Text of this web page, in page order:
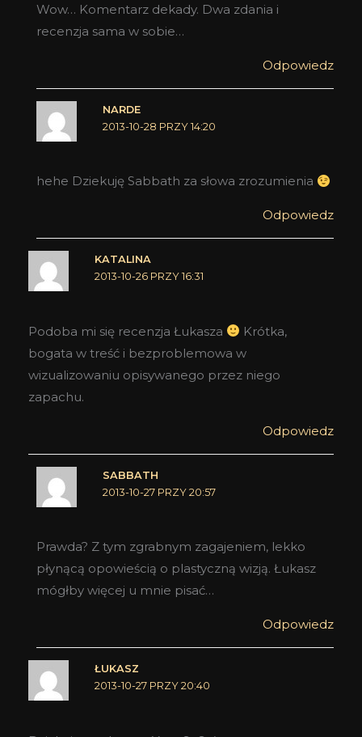
Wow… Komentarz dekady. Dwa zdania i
recenzja sama w sobie…
Odpowiedz
NARDE
2013-10-28 PRZY 14:20
hehe Dziekuję Sabbath za słowa zrozumienia
Odpowiedz
KATALINA
2013-10-26 PRZY 16:31
Podoba mi się recenzja Łukasza
Krótka,
bogata w treść i bezproblemowa w
wizualizowaniu opisywanego przez niego
zapachu.
Odpowiedz
SABBATH
2013-10-27 PRZY 20:57
Prawda? Z tym zgrabnym zagajeniem, lekko
płynącą opowieścią o plastyczną wizją. Łukasz
mógłby więcej u mnie pisać…
Odpowiedz
ŁUKASZ
2013-10-27 PRZY 20:40